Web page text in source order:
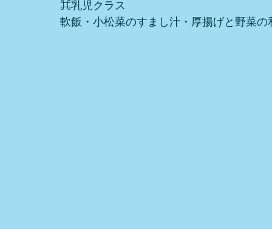
⌘乳児クラス
軟飯・小松菜のすまし汁・厚揚げと野菜